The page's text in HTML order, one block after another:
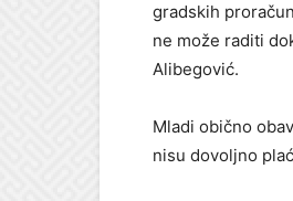
gradskih
ne može raditi
Alibegović.
Mladi obično
nisu dovoljno